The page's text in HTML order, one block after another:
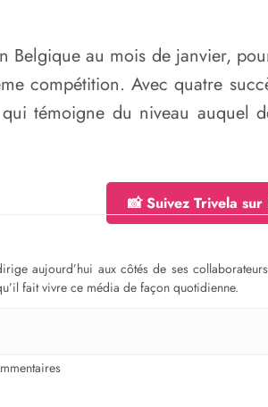
Belgique au mois de janvier,
compétition. Avec quatre
témoigne du niveau auquel
📸 Suivez Trivela
aujourd’hui aux côtés de ses
fait vivre ce média de façon quotidienne.